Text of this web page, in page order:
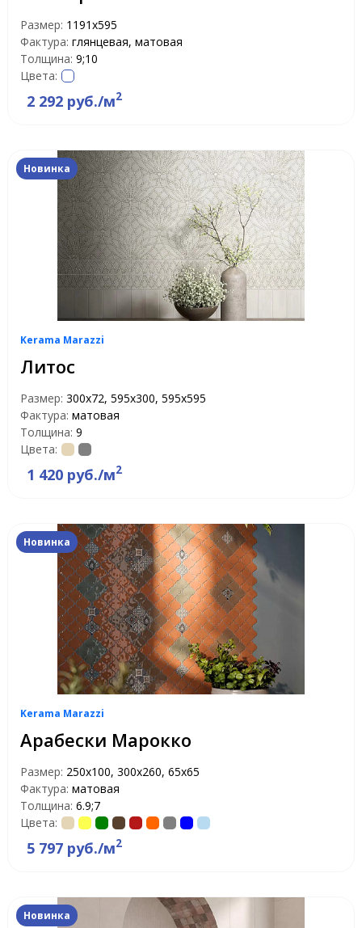
Размер: 1191x595
Фактура: глянцевая, матовая
Толщина: 9;10
Цвета:
2 292 руб./м2
Новинка
Kerama Marazzi
Литос
Размер: 300x72, 595x300, 595x595
Фактура: матовая
Толщина: 9
Цвета:
1 420 руб./м2
Новинка
Kerama Marazzi
Арабески Марокко
Размер: 250x100, 300x260, 65x65
Фактура: матовая
Толщина: 6.9;7
Цвета:
5 797 руб./м2
Новинка